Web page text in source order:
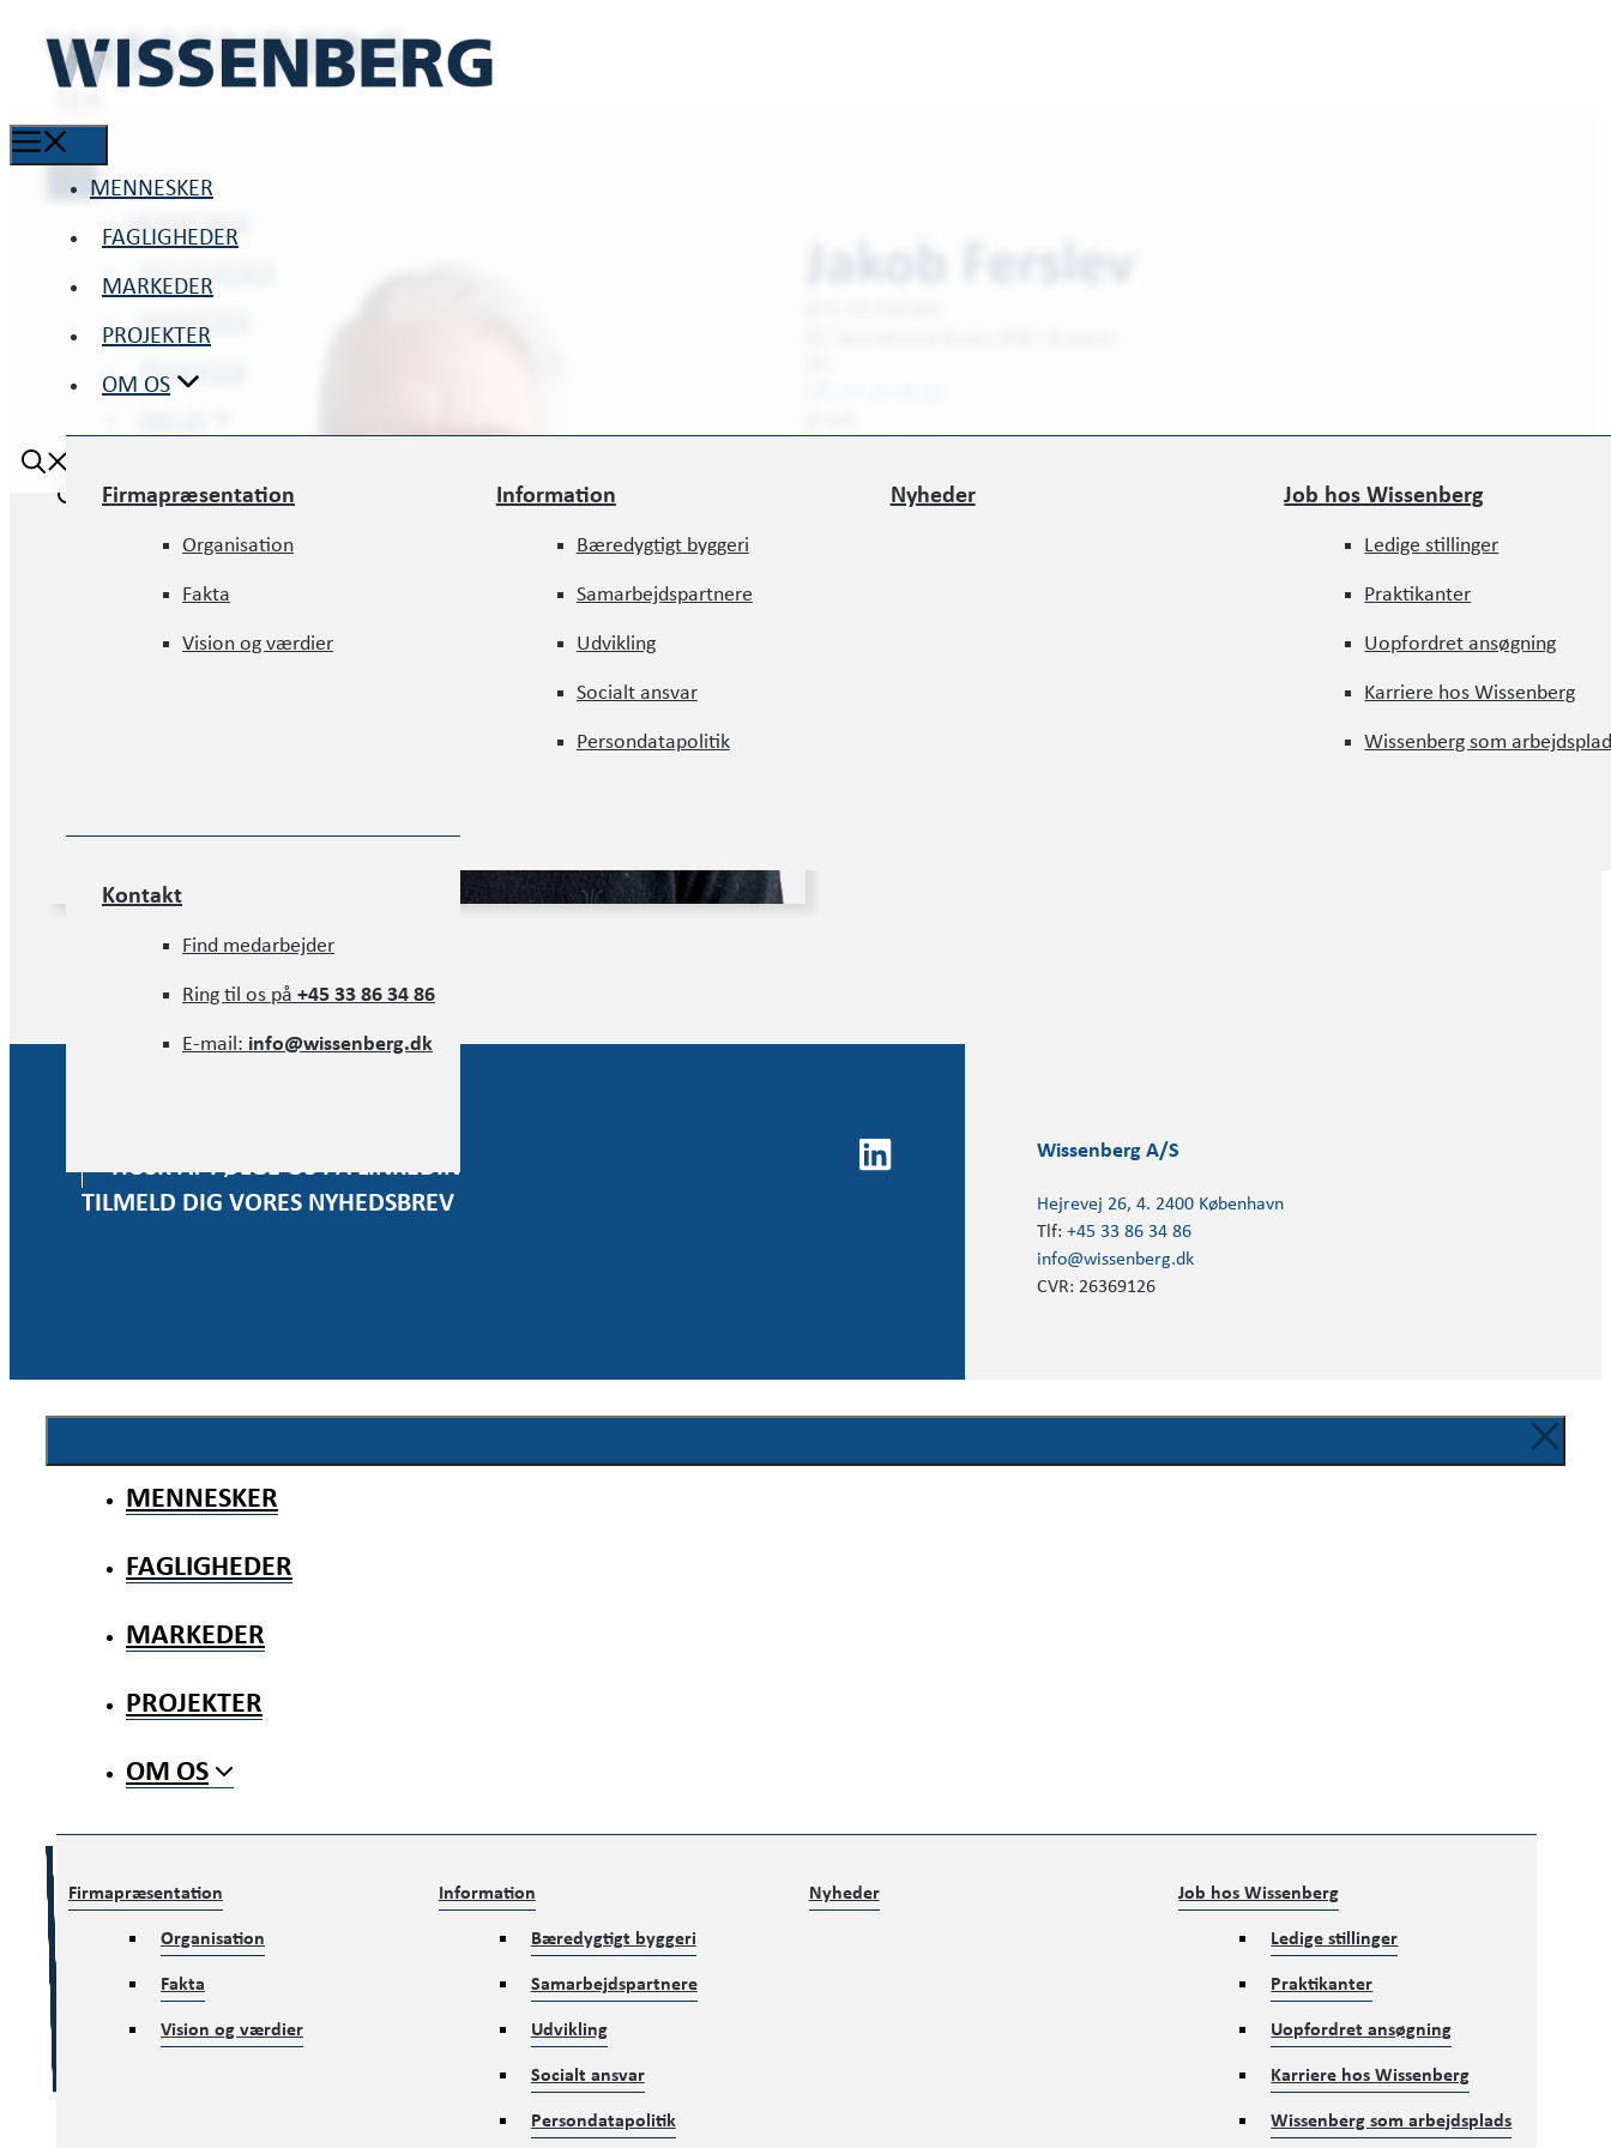
MENNESKER
FAGLIGHEDER
MARKEDER
PROJEKTER
Firmapræsentation
Organisation
Fakta
Bæredygtigt byggeri
Samarbejdspartnere
Udvikling
Socialt ansvar
Job hos Wissenberg
Ledige stillinger
Praktikanter
Uopfordret ansøgning
Karriere hos Wissenberg
Find medarbejder
Ring til os på +45 33 86 34 86
MENNESKER
FAGLIGHEDER
MARKEDER
PROJEKTER
OM OS
Firmapræsentation
Organisation
Fakta
Vision og værdier
Information
Bæredygtigt byggeri
Samarbejdspartnere
Udvikling
Socialt ansvar
Persondatapolitik
Nyheder Job hos Wissenberg
Ledige stillinger
Praktikanter
Uopfordret ansøgning
Karriere hos Wissenberg
Wissenberg som
Kontakt
Find medarbejder
Ring til os på +45 33 86 34 86
E-mail: info@wissenberg.dk
Jakob Ferslev
HUSK AT FØLGE OS PÅ LINKEDIN
TILMELD DIG VORES NYHEDSBREV
Wissenberg A/S
Hejrevej 26, 4. 2400 København
Tlf: +45 33 86 34 86
info@wissenberg.dk
CVR: 26369126
MENNESKER
FAGLIGHEDER
MARKEDER
PROJEKTER
OM OS
Firmapræsentation
Organisation
Fakta
Vision og værdier
Information
Bæredygtigt byggeri
Samarbejdspartnere
Udvikling
Socialt ansvar
Persondatapolitik
Nyheder Job hos Wissenberg
Ledige stillinger
Praktikanter
Uopfordret ansøgning
Karriere hos Wissenberg
Wissenberg som arbejdsplads